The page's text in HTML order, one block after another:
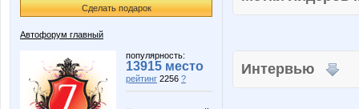
Сделать подарок
Автофорум главный
популярность:
13915 место
рейтинг 2256 ?
Интервью